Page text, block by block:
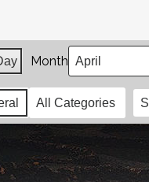
Month
All Categories